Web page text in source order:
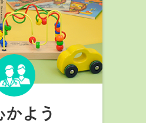
かよう